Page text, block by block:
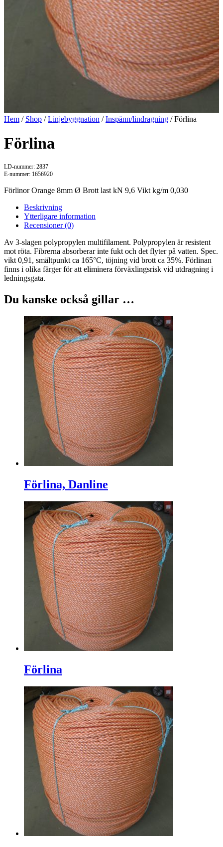
Hem / Shop /Linjebyggnation /Inspänn/lindragning / Förlina
Förlina
LD-nummer: 2837
E-nummer: 1656920
Förlinor Orange 8mm Ø Brott last kN 9,6 Vikt kg/m 0,030
Beskrivning
Ytterligare information
Recensioner (0)
Av 3-slagen polypropylen multifilament. Polypropylen är resistent
mot röta. Fibrerna absorberar inte fukt och det flyter på vatten. Spec.
vikt 0,91, smältpunkt ca 165°C, töjning vid brott ca 35%. Förlinan
finns i olika färger för att eliminera förväxlingsrisk vid utdragning i
ledningsgata.
Du kanske också gillar …
Förlina, Danline
Förlina